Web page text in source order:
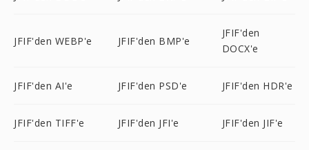
JFIF'den WEBP'e JFIF'den BMP'e
JFIF'den
DOCX'e
JFIF'den AI'e JFIF'den PSD'e JFIF'den HDR'e
JFIF'den TIFF'e JFIF'den JFI'e JFIF'den JIF'e